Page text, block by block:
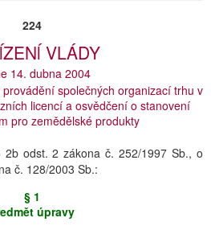
224
VLÁDY
14. dubna 2004
společných organizací trhu v
licencí a osvědčení o stanovení
pro zemědělské produkty
2b odst. 2 zákona č. 252/1997 Sb., o
č. 128/2003 Sb.:
§ 1
úpravy